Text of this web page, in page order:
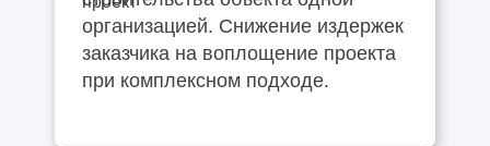
организацией. Снижение издержек
заказчика на воплощение проекта
при комплексном подходе.